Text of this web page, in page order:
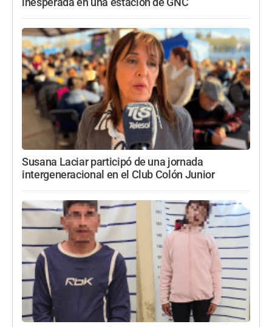
Susana Laciar participó de una jornada
intergeneracional en el Club Colón Junior